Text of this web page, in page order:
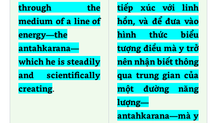
through the
medium of a line of
energy—the
antahkarana—
which he is steadily
and scientifically
creating.
tiếp xúc với linh
hồn, và để đưa vào
hình thức biểu
tượng điều mà y trở
nên nhận biết thông
qua trung gian của
một đường năng
lượng—
antahkarana—mà y